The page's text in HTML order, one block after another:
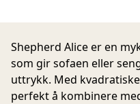
Shepherd Alice er en
som gir sofaen eller
uttrykk. Med
perfekt å kombinere